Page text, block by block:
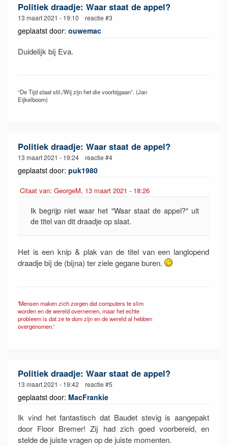
Politiek draadje: Waar staat de appel?
13 maart 2021 - 19:10 reactie #3
geplaatst door: ouwemac
Duidelijk bij Eva.
“De Tijd staat stil,/Wij zijn het die voorbijgaan”. (Jan
Eijkelboom)
Politiek draadje: Waar staat de appel?
13 maart 2021 - 19:24 reactie #4
geplaatst door: puk1980
Citaat van: GeorgeM, 13 maart 2021 - 18:26
Ik begrijp niet waar het "Waar staat de appel?" uit
de titel van dit draadje op slaat.
Het is een knip & plak van de titel van een langlopend
draadje bij de (bijna) ter ziele gegane buren.
'Mensen maken zich zorgen dat computers te slim
worden en de wereld overnemen, maar het echte
probleem is dat ze te dom zijn en de wereld al hebben
overgenomen.'
Politiek draadje: Waar staat de appel?
13 maart 2021 - 19:42 reactie #5
geplaatst door: MacFrankie
Ik vind het fantastisch dat Baudet stevig is aangepakt
door Floor Bremer! Zij had zich goed voorbereid, en
stelde de juiste vragen op de juiste momenten.